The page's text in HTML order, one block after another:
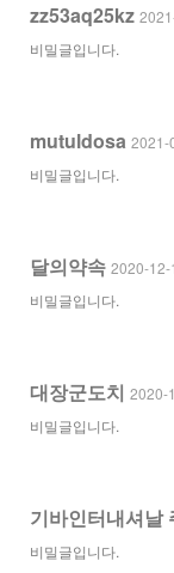
zz53aq25kz
비밀글입니다.
mutuldosa 2021-
비밀글입니다.
달의약속 2020-12-
비밀글입니다.
대장군도치 2020-
비밀글입니다.
기바인터내셔날
비밀글입니다.